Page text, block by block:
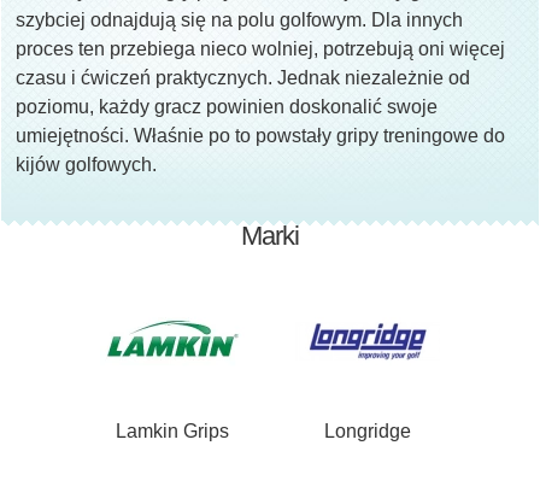
szybciej odnajdują się na polu golfowym. Dla innych
proces ten przebiega nieco wolniej, potrzebują oni więcej
czasu i ćwiczeń praktycznych. Jednak niezależnie od
poziomu, każdy gracz powinien doskonalić swoje
umiejętności. Właśnie po to powstały gripy treningowe do
kijów golfowych.
Marki
Lamkin Grips Longridge